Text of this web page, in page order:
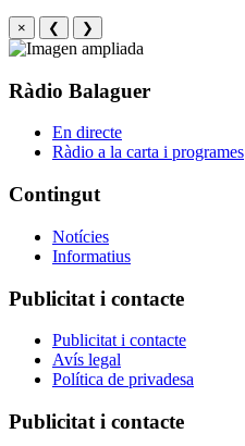
× ❮ ❯
Ràdio Balaguer
En directe
Ràdio a la carta i programes
Contingut
Notícies
Informatius
Publicitat i contacte
Publicitat i contacte
Avís legal
Política de privadesa
Publicitat i contacte